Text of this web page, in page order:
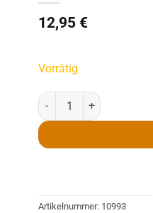
12,95 €
Vorrätig
Skelett, Teddy, Bär, 18 cm
Artikelnummer: 10993